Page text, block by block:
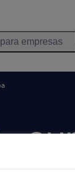
para empresas